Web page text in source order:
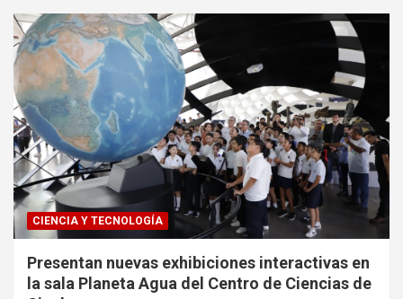
CIENCIA Y TECNOLOGÍA
Presentan nuevas exhibiciones interactivas en
la sala Planeta Agua del Centro de Ciencias de